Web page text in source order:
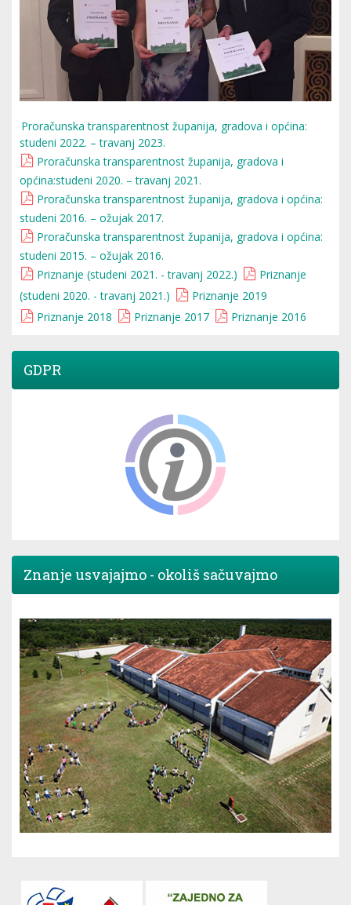
Proračunska transparentnost županija, gradova i općina:
studeni 2022. – travanj 2023.
Proračunska transparentnost županija, gradova i
općina:studeni 2020. – travanj 2021.
Proračunska transparentnost županija, gradova i općina:
studeni 2016. – ožujak 2017.
Proračunska transparentnost županija, gradova i općina:
studeni 2015. – ožujak 2016.
Priznanje (studeni 2021. - travanj 2022.)
Priznanje
(studeni 2020. - travanj 2021.)
Priznanje 2019
Priznanje 2018
Priznanje 2017 Priznanje 2016
GDPR
Znanje usvajajmo - okoliš sačuvajmo